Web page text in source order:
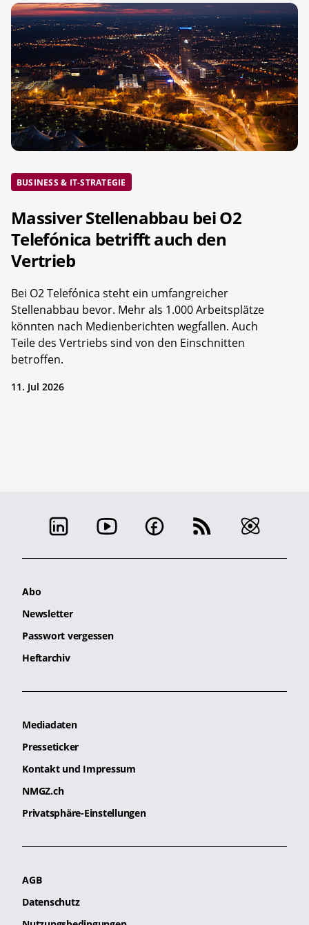
BUSINESS & IT-STRATEGIE
Massiver Stellenabbau bei O2
Telefónica betrifft auch den
Vertrieb
Bei O2 Telefónica steht ein umfangreicher
Stellenabbau bevor. Mehr als 1.000 Arbeitsplätze
könnten nach Medienberichten wegfallen. Auch
Teile des Vertriebs sind von den Einschnitten
betroffen.
11. Jul 2026
Abo
Newsletter
Passwort vergessen
Heftarchiv
Mediadaten
Presseticker
Kontakt und Impressum
NMGZ.ch
Privatsphäre-Einstellungen
AGB
Datenschutz